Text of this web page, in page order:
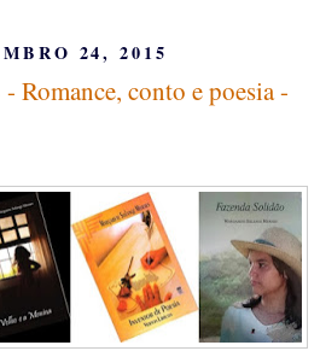
24, 2015
Romance, conto e poesia -